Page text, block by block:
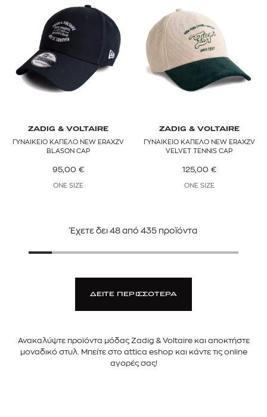
ZADIG & VOLTAIRE
ΓΥΝΑΙΚΕΙΟ ΚΑΠΕΛΟ NEW ERAXZV
BLASON CAP
95,00 €
ONE SIZE
ZADIG & VOLTAIRE
ΓΥΝΑΙΚΕΙΟ ΚΑΠΕΛΟ NEW ERAXZV
VELVET TENNIS CAP
125,00 €
ONE SIZE
Έχετε δει 48από 435προϊόντα
ΔΕΙΤΕ ΠΕΡΙΣΣΟΤΕΡΑ
Ανακαλύψτε προϊόντα μόδας Zadig & Voltaire και αποκτήστε
μοναδικό στυλ. Μπείτε στο attica eshop και κάντε τις online
αγορές σας!